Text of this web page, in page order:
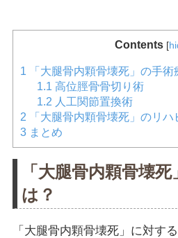
Contents [
1 「大腿骨内顆骨壊死」の手術
1.1 高位脛骨骨切り術
1.2 人工関節置換術
2 「大腿骨内顆骨壊死」のリハ
3まとめ
「大腿骨内顆骨壊
は？
「大腿骨内顆骨壊死」に対す